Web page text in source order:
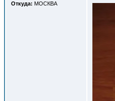
Откуда: МОСКВА